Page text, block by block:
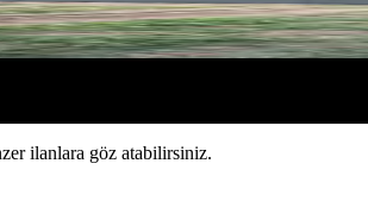
ilanlara göz atabilirsiniz.